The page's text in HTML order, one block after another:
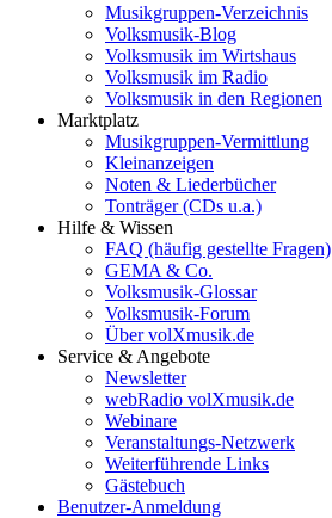
Musikgruppen-Verzeichnis
Volksmusik-Blog
Volksmusik im Wirtshaus
Volksmusik im Radio
Volksmusik in den Regionen
Marktplatz
Musikgruppen-Vermittlung
Kleinanzeigen
Noten & Liederbücher
Tonträger (CDs u.a.)
Hilfe & Wissen
FAQ (häufig gestellte Fragen)
GEMA & Co.
Volksmusik-Glossar
Volksmusik-Forum
Über volXmusik.de
Service & Angebote
Newsletter
webRadio volXmusik.de
Webinare
Veranstaltungs-Netzwerk
Weiterführende Links
Gästebuch
Benutzer-Anmeldung